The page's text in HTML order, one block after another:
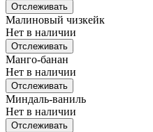
Отслеживать
Малиновый чизкейк
Нет в наличии
Отслеживать
Манго-банан
Нет в наличии
Отслеживать
Миндаль-ваниль
Нет в наличии
Отслеживать